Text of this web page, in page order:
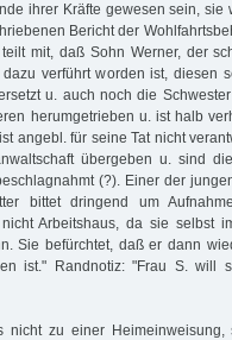
ihrer Kräfte gewesen sein, sie
Bericht der
mit, daß Sohn Werner, der
verführt worden ist, diesen
u. auch noch die
herumgetrieben u. ist halb
angebl. für seine Tat nicht
übergeben u. sind
(?). Einer der
bittet dringend um
Arbeitshaus, da sie selbst
Sie befürchtet, daß er dann
ist." Randnotiz: "Frau S. will
nicht zu einer